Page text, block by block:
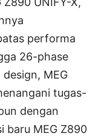
performa
26-phase
MEG
tugas-
dengan
baru MEG Z890